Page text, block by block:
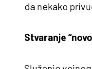
da nekako
Stvaranje